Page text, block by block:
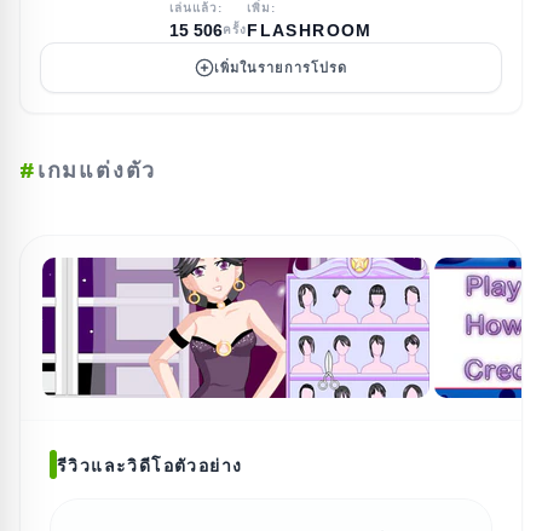
เล่นแล้ว:
15 506ครั้ง
เพิ่ม:
FLASHROOM
เพิ่มในรายการโปรด
#เกมแต่งตัว
รีวิวและวิดีโอตัวอย่าง